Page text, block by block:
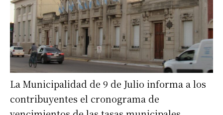
La Municipalidad de 9 de Julio informa a los
contribuyentes el cronograma de